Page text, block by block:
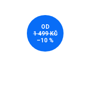
OD
1 499 KČ
–10 %